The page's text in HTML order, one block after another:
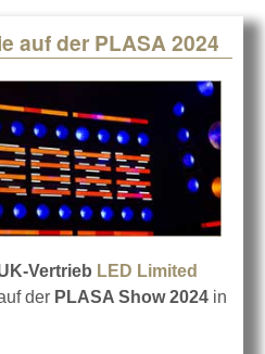
auf der PLASA 2024
Vertrieb LED Limited
der PLASA Show 2024 in